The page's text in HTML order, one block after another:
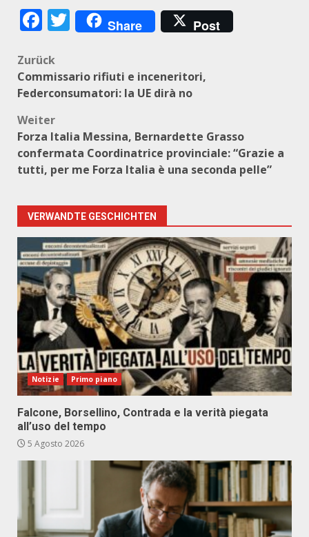
Facebook
Twitter
Share Post
Beitragsnavigation
Zurück
Commissario rifiuti e inceneritori,
Federconsumatori: la UE dirà no
Weiter
Forza Italia Messina, Bernardette Grasso
confermata Coordinatrice provinciale: “Grazie a
tutti, per me Forza Italia è una seconda pelle”
VERWANDTE GESCHICHTEN
Notizie Primo piano
Falcone, Borsellino, Contrada e la verità piegata
all’uso del tempo
5 Agosto 2026